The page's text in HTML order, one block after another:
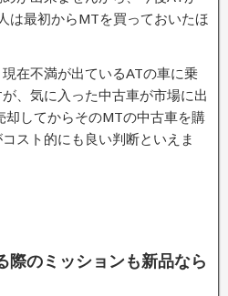
は最初からMTを買っておいたほ
在不満が出ているATの車に乗
、気に入った中古車が市場に出
却してからそのMTの中古車を購
スト的にも良い判断といえま
際のミッションも新品なら